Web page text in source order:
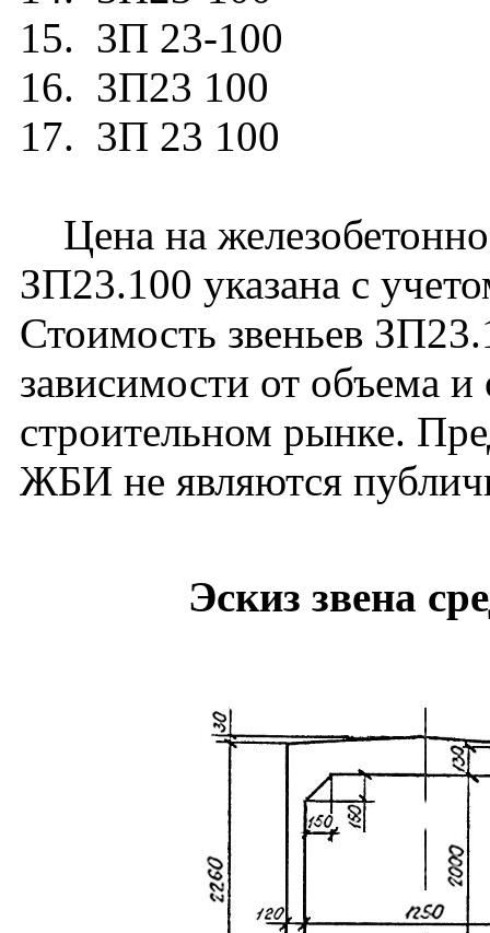
15. 3П 23-100
16. 3П23 100
17. 3П 23 100
Цена на
ЗП23.100 указана с
Стоимость звеньев
зависимости от объема
строительном рынке.
ЖБИ не являются
Эскиз звена